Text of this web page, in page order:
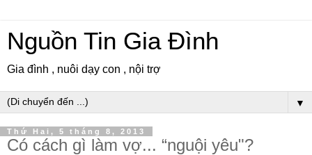
Nguồn Tin Gia Đình
Gia đình , nuôi dạy con , nội trợ
▼
Thứ Hai, 5 tháng 8, 2013
Có cách gì làm vợ... “nguội yêu"?